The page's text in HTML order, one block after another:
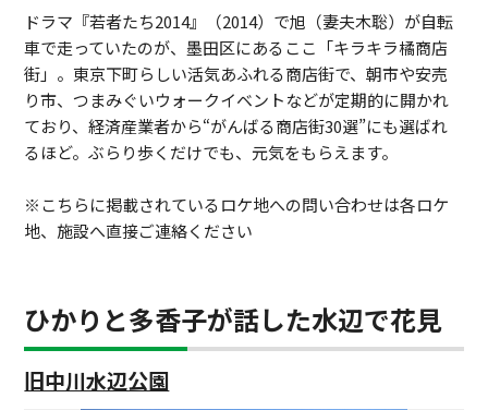
ドラマ『若者たち2014』（2014）で旭（妻夫木聡）が自転
車で走っていたのが、墨田区にあるここ「キラキラ橘商店
街」。東京下町らしい活気あふれる商店街で、朝市や安売
り市、つまみぐいウォークイベントなどが定期的に開かれ
ており、経済産業者から“がんばる商店街30選”にも選ばれ
るほど。ぶらり歩くだけでも、元気をもらえます。
※こちらに掲載されているロケ地への問い合わせは各ロケ
地、施設へ直接ご連絡ください
ひかりと多香子が話した水辺で花見
旧中川水辺公園